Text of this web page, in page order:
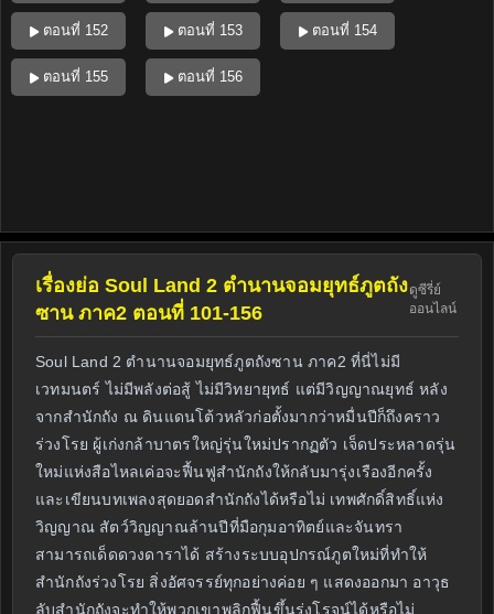
ตอนที่ 152 ตอนที่ 153 ตอนที่ 154
ตอนที่ 155 ตอนที่ 156
เรื่องย่อ Soul Land 2 ตำนานจอมยุทธ์ภูตถัง
ซาน ภาค2 ตอนที่ 101-156
ดูซีรี่ย์
ออนไลน์
Soul Land 2 ตำนานจอมยุทธ์ภูตถังซาน ภาค2 ที่นี่ไม่มี
เวทมนตร์ ไม่มีพลังต่อสู้ ไม่มีวิทยายุทธ์ แต่มีวิญญาณยุทธ์ หลัง
จากสำนักถัง ณ ดินแดนโต้วหลัวก่อตั้งมากว่าหมื่นปีก็ถึงคราว
ร่วงโรย ผู้เก่งกล้าบาตรใหญ่รุ่นใหม่ปรากฏตัว เจ็ดประหลาดรุ่น
ใหม่แห่งสือไหลเค่อจะฟื้นฟูสำนักถังให้กลับมารุ่งเรืองอีกครั้ง
และเขียนบทเพลงสุดยอดสำนักถังได้หรือไม่ เทพศักดิ์สิทธิ์แห่ง
วิญญาณ สัตว์วิญญาณล้านปีที่มือกุมอาทิตย์และจันทรา
สามารถเด็ดดวงดาราได้ สร้างระบบอุปกรณ์ภูตใหม่ที่ทำให้
สำนักถังร่วงโรย สิ่งอัศจรรย์ทุกอย่างค่อย ๆ แสดงออกมา อาวุธ
ลับสำนักถังจะทำให้พวกเขาพลิกฟื้นขึ้นรุ่งโรจน์ได้หรือไม่